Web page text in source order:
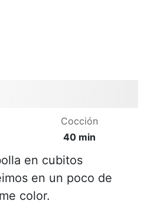
Cocción
40 min
en cubitos
en un poco de
color.